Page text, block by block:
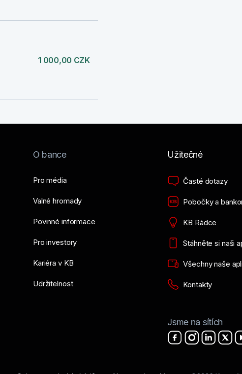
1 000,00 CZK
O bance
Pro média
Valné hromady
Povinné informace
Pro investory
Kariéra v KB
Udržitelnost
Užitečné
Časté dotazy
Pobočky a
KB Rádce
Stáhněte si naši
Všechny naše
Kontakty
Jsme na sítích